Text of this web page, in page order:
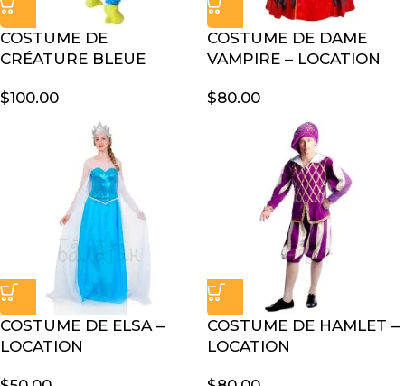
COSTUME DE
CRÉATURE BLEUE
$100.00
COSTUME DE DAME
VAMPIRE – LOCATION
$80.00
COSTUME DE ELSA –
LOCATION
COSTUME DE HAMLET –
LOCATION